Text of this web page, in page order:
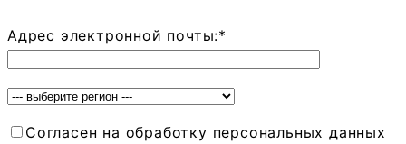
Адрес электронной почты:*
Согласен на обработку персональных данных